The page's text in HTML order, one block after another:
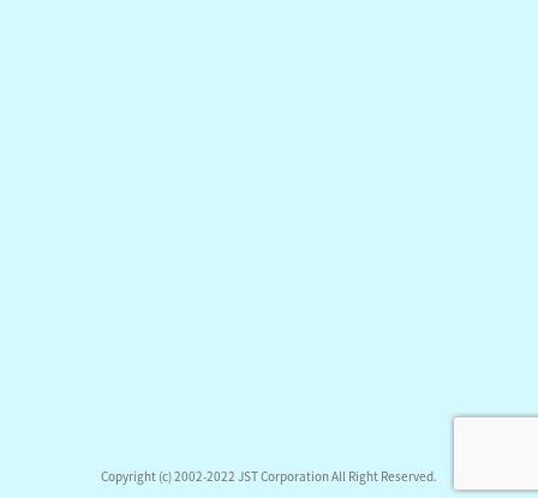
Copyright (c) 2002-2022 JST Corporation All Right Reserved.